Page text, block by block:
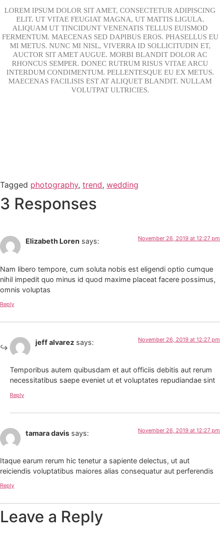
LOREM IPSUM DOLOR SIT AMET, CONSECTETUR ADIPISCING
ELIT. UT VITAE FEUGIAT MAGNA, UT MATTIS LIGULA.
ALIQUAM UT TINCIDUNT VENENATIS TELLUS EUISMOD
FERMENTUM. MAECENAS SED DAPIBUS EROS. PHASELLUS EU
MI METUS. NUNC MI NISL, VIVERRA ID SOLLICITUDIN ET,
AUCTOR SIT AMET AUGUE. MORBI BLANDIT DOLOR AC
RHONCUS SEMPER. DONEC RUTRUM RISUS VITAE ARCU
INTERDUM CONDIMENTUM. PELLENTESQUE EU EX METUS.
MAECENAS FACILISIS EST AT ALIQUET BLANDIT. NULLAM
VOLUTPAT ULTRICIES.
Tagged photography, trend, wedding
3 Responses
Elizabeth Loren says: November 26, 2019 at 12:27 pm
Nam libero tempore, cum soluta nobis est eligendi optio cumque
nihil impedit quo minus id quod maxime placeat facere possimus,
omnis voluptas
Reply
jeff alvarez says: November 26, 2019 at 12:27 pm
Temporibus autem quibusdam et aut officiis debitis aut rerum
necessitatibus saepe eveniet ut et voluptates repudiandae sint
Reply
tamara davis says: November 26, 2019 at 12:27 pm
Itaque earum rerum hic tenetur a sapiente delectus, ut aut
reiciendis voluptatibus maiores alias consequatur aut perferendis
Reply
Leave a Reply